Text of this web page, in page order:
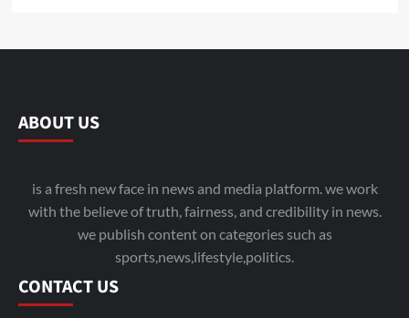
ABOUT US
is a fresh new face in news and media platform. we work
with the believe of truth, fairness, and credibility in news.
we publish content on categories such as
sports,news,lifestyle,politics.
CONTACT US